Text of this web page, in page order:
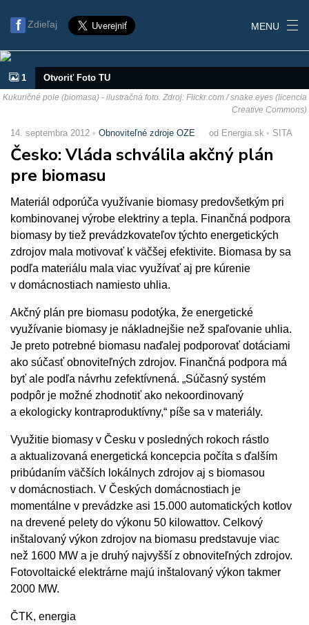
Zdieľaj MENU
1 Otvoriť Foto TU
Kukuričné pole (biomasa) - ilustračná foto. Zdroj: Flickr.com / snake.eyes (licencia
Creative Commons)
14. septembra 2012 Obnoviteľné zdroje OZE od Energia.sk SITA
Česko: Vláda schválila akčný plán
pre biomasu
Materiál odporúča využívanie biomasy predovšetkým pri
kombinovanej výrobe elektriny a tepla. Finančná podpora
biomasy by tiež prevádzkovateľov týchto energetických
zdrojov mala motivovať k väčšej efektivite. Biomasa by sa
podľa materiálu mala viac využívať aj pre kúrenie
v domácnostiach namiesto uhlia.
Akčný plán pre biomasu podotýka, že energetické
využívanie biomasy je nákladnejšie než spaľovanie uhlia.
Je preto potrebné biomasu naďalej podporovať dotáciami
ako súčasť obnoviteľných zdrojov. Finančná podpora má
byť ale podľa návrhu zefektívnená. „Súčasný systém
podpôr je možné zhodnotiť ako nekoordinovaný
a ekologicky kontraproduktívny,“ píše sa v materiály.
Využitie biomasy v Česku v posledných rokoch rástlo
a aktualizovaná energetická koncepcia počíta s ďalším
pribúdaním väčších lokálnych zdrojov aj s biomasou
v domácnostiach. V Českých domácnostiach je
momentálne v prevádzke asi 15.000 automatických kotlov
na drevené pelety do výkonu 50 kilowattov. Celkový
inštalovaný výkon zdrojov na biomasu predstavuje viac
než 1600 MW a je druhý najvyšší z obnoviteľných zdrojov.
Fotovoltaické elektrárne majú inštalovaný výkon takmer
2000 MW.
ČTK, energia